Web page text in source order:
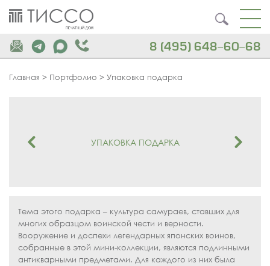
8 (495) 648-60-68
Главная > Портфолио > Упаковка подарка
УПАКОВКА ПОДАРКА
Тема этого подарка – культура самураев, ставших для
многих образцом воинской чести и верности.
Вооружение и доспехи легендарных японских воинов,
собранные в этой мини-коллекции, являются подлинными
антикварными предметами. Для каждого из них была